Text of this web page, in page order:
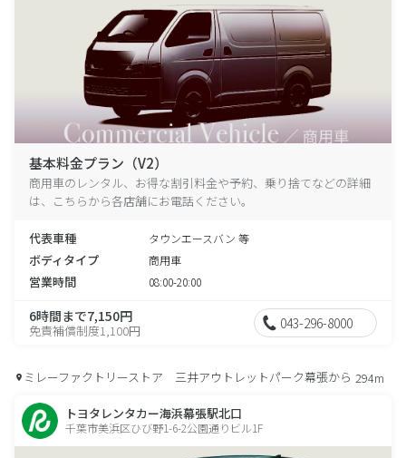
基本料金プラン（V2）
商用車のレンタル、お得な割引料金や予約、乗り捨てなどの詳細
は、こちらから各店舗にお電話ください。
代表車種 タウンエースバン 等
ボディタイプ 商用車
営業時間 08:00-20:00
6時間まで7,150円
免責補償制度1,100円 043-296-8000
ミレーファクトリーストア 三井アウトレットパーク幕張から 294m
トヨタレンタカー海浜幕張駅北口
千葉市美浜区ひび野1-6-2公園通りビル1F